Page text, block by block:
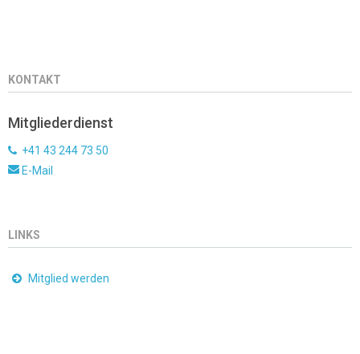
KONTAKT
Mitgliederdienst
+41 43 244 73 50
E-Mail
LINKS
Mitglied werden